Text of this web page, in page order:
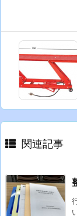
関連記事